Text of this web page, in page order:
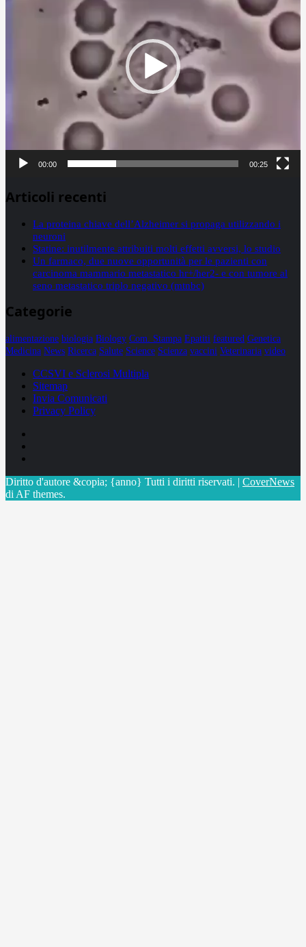
00:00 00:25
Articoli recenti
La proteina chiave dell’Alzheimer si propaga utilizzando i
neuroni
Statine: inutilmente attribuiti molti effetti avversi, lo studio
Un farmaco, due nuove opportunità per le pazienti con
carcinoma mammario metastatico hr+/her2- e con tumore al
seno metastatico triplo negativo (mtnbc)
Categorie
alimentazione biologia Biology Com. Stampa Epatiti featured Genetica
Medicina News Ricerca Salute Science Scienza vaccini Veterinaria video
CCSVI e Sclerosi Multipla
Sitemap
Invia Comunicati
Privacy Policy
Diritto d'autore &copia; {anno} Tutti i diritti riservati. | CoverNews
di AF themes.